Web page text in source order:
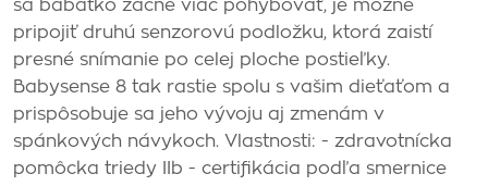
sa bábätko začne viac pohybovať, je možné
pripojiť druhú senzorovú podložku, ktorá zaistí
presné snímanie po celej ploche postieľky.
Babysense 8 tak rastie spolu s vašim dieťaťom a
prispôsobuje sa jeho vývoju aj zmenám v
spánkových návykoch. Vlastnosti: - zdravotnícka
pomôcka triedy IIb - certifikácia podľa smernice